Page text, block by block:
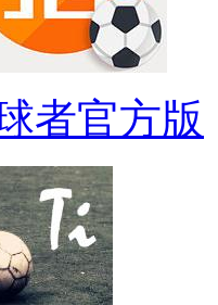
者官方版